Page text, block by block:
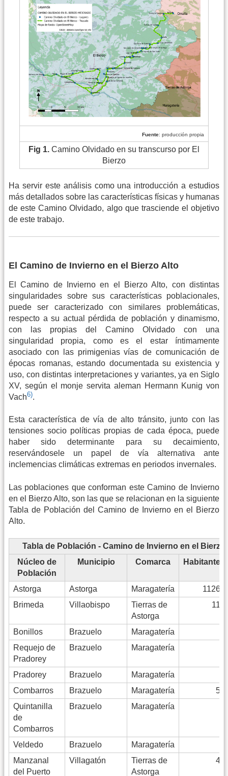
Fuente: producción propia
Fig 1. Camino Olvidado en su transcurso por El
Bierzo
Ha servir este análisis como una introducción a estudios
más detallados sobre las características físicas y humanas
de este Camino Olvidado, algo que trasciende el objetivo
de este trabajo.
El Camino de Invierno en el Bierzo Alto
El Camino de Invierno en el Bierzo Alto, con distintas
singularidades sobre sus características poblacionales,
puede ser caracterizado con similares problemáticas,
respecto a su actual pérdida de población y dinamismo,
con las propias del Camino Olvidado con una
singularidad propia, como es el estar íntimamente
asociado con las primigenias vías de comunicación de
épocas romanas, estando documentada su existencia y
uso, con distintas interpretaciones y variantes, ya en Siglo
XV, según el monje servita aleman Hermann Kunig von
Vach6).
Esta característica de vía de alto tránsito, junto con las
tensiones socio políticas propias de cada época, puede
haber sido determinante para su decaimiento,
reservándosele un papel de vía alternativa ante
inclemencias climáticas extremas en periodos invernales.
Las poblaciones que conforman este Camino de Invierno
en el Bierzo Alto, son las que se relacionan en la siguiente
Tabla de Población del Camino de Invierno en el Bierzo
Alto.
Tabla de Población - Camino de Invierno en el Bierzo
Núcleo de
Población
Municipio Comarca Habitantes
Astorga Astorga Maragatería
11264
Brimeda
Villaobispo
Tierras de
Astorga
114
Bonillos Brazuelo Maragatería
Requejo de
Pradorey
Brazuelo Maragatería
Pradorey Brazuelo Maragatería
Combarros
Brazuelo Maragatería
59
Quintanilla
de
Combarros
Brazuelo Maragatería
Veldedo Brazuelo Maragatería
Manzanal
del Puerto
Villagatón
Tierras de
Astorga
44